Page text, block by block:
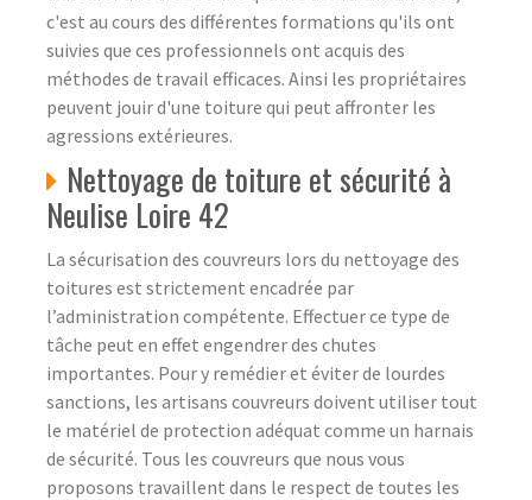
c'est au cours des différentes formations qu'ils ont
suivies que ces professionnels ont acquis des
méthodes de travail efficaces. Ainsi les propriétaires
peuvent jouir d'une toiture qui peut affronter les
agressions extérieures.
Nettoyage de toiture et sécurité à
Neulise Loire 42
La sécurisation des couvreurs lors du nettoyage des
toitures est strictement encadrée par
l’administration compétente. Effectuer ce type de
tâche peut en effet engendrer des chutes
importantes. Pour y remédier et éviter de lourdes
sanctions, les artisans couvreurs doivent utiliser tout
le matériel de protection adéquat comme un harnais
de sécurité. Tous les couvreurs que nous vous
proposons travaillent dans le respect de toutes les